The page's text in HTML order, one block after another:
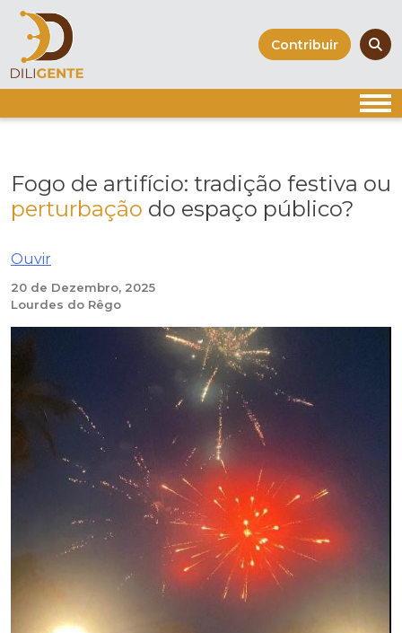
Skip
content
Contribuir
Fogo de artifício: tradição festiva ou
perturbação do espaço público?
Ouvir
20 de Dezembro, 2025
Lourdes do Rêgo